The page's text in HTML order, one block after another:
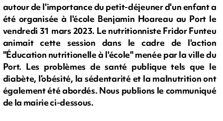
autour de l'importance du petit-déjeuner d'un enfant a
été organisée à l'école Benjamin Hoareau au Port le
vendredi 31 mars 2023. Le nutritionniste Fridor Funteu
animait cette session dans le cadre de l'action
"Éducation nutritionelle à l'école" menée par la ville du
Port. Les problèmes de santé publique tels que le
diabète, l’obésité, la sédentarité et la malnutrition ont
également été abordés. Nous publions le communiqué
de la mairie ci-dessous.